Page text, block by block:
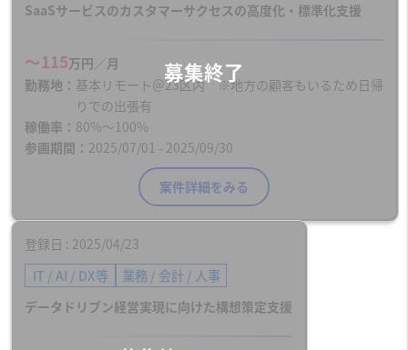
SaaSサービスのカスタマーサクセスの高度化・標準化支援
〜115万円／月
勤務地
基本リモート＠23区内 ※地方の顧客もいるため日帰
りでの出張有
稼働率
80%〜100%
参画期間
2025/07/01 - 2025/09/30
案件詳細をみる
登録日 2025/04/23
IT / AI / DX等 業務 / 会計 / 人事
データドリブン経営実現に向けた構想策定支援